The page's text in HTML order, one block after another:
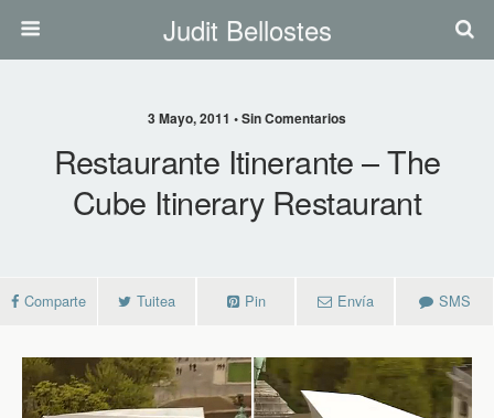
Judit Bellostes
3 Mayo, 2011 • Sin Comentarios
Restaurante Itinerante – The
Cube Itinerary Restaurant
Comparte Tuitea Pin Envía SMS